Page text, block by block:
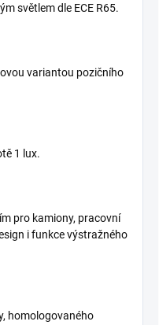
světlem dle ECE R65.
variantou pozičního
1 lux.
pro kamiony, pracovní
i funkce výstražného
homologovaného